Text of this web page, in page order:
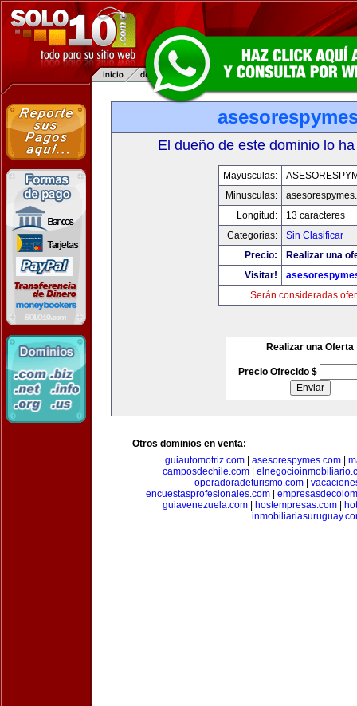
El dueño de este dominio lo
Mayusculas:
Minusculas:
Longitud:
13 caracteres
Categorias:
Sin Clasificar
Precio:
Realizar una
Visitar!
Serán consideradas
Realizar una Oferta
Precio Ofrecido $
Otros dominios en venta:
guiautomotriz.com
asesorespymes.com
camposdechile.com
operadoradeturismo.com
encuestasprofesionales.com|
guiavenezuela.com| hostempresas.com|